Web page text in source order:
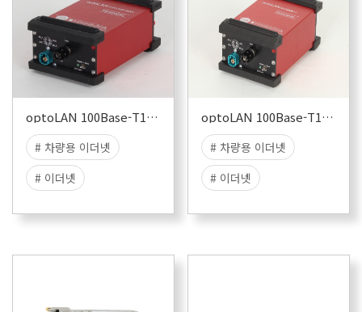
optoLAN 100Base-T1 TJA1100
# 차량용 이더넷
# 이더넷
optoLAN 100Base-T1 BCM89811
# 차량용 이더넷
# 이더넷